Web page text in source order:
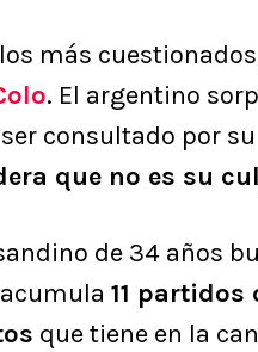
más
. El argentino
consultado por su
que no es su
de 34 años
11 partidos
que tiene en la